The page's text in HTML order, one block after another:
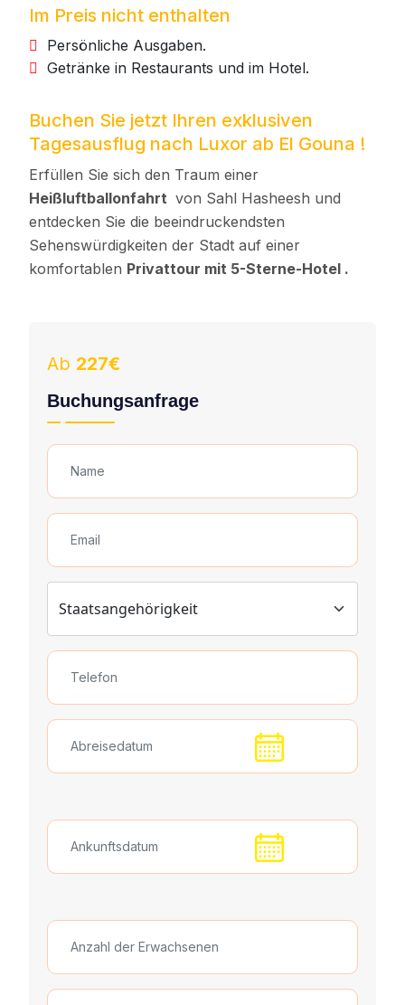
Im Preis nicht enthalten
Persönliche Ausgaben.
Getränke in Restaurants und im Hotel.
Buchen Sie jetzt Ihren exklusiven
Tagesausflug nach Luxor ab El Gouna !
Erfüllen Sie sich den Traum einer
Heißluftballonfahrt von Sahl Hasheesh und
entdecken Sie die beeindruckendsten
Sehenswürdigkeiten der Stadt auf einer
komfortablen Privattour mit 5-Sterne-Hotel .
Ab 227€
Buchungsanfrage